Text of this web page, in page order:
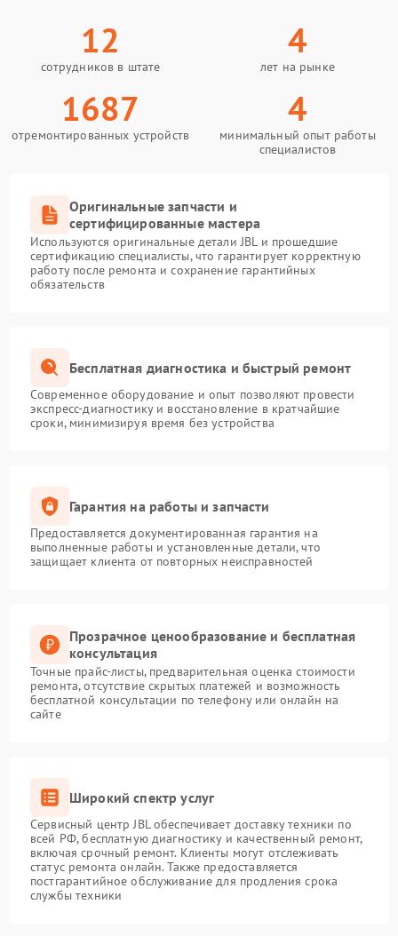
12
сотрудников в штате
4
лет на рынке
1687
отремонтированных устройств
4
минимальный опыт работы
специалистов
Оригинальные запчасти и
сертифицированные мастера
Используются оригинальные детали JBL и прошедшие
сертификацию специалисты, что гарантирует корректную
работу после ремонта и сохранение гарантийных
обязательств
Бесплатная диагностика и быстрый ремонт
Современное оборудование и опыт позволяют провести
экспресс-диагностику и восстановление в кратчайшие
сроки, минимизируя время без устройства
Гарантия на работы и запчасти
Предоставляется документированная гарантия на
выполненные работы и установленные детали, что
защищает клиента от повторных неисправностей
Прозрачное ценообразование и бесплатная
консультация
Точные прайс-листы, предварительная оценка стоимости
ремонта, отсутствие скрытых платежей и возможность
бесплатной консультации по телефону или онлайн на
сайте
Широкий спектр услуг
Сервисный центр JBL обеспечивает доставку техники по
всей РФ, бесплатную диагностику и качественный ремонт,
включая срочный ремонт. Клиенты могут отслеживать
статус ремонта онлайн. Также предоставляется
постгарантийное обслуживание для продления срока
службы техники